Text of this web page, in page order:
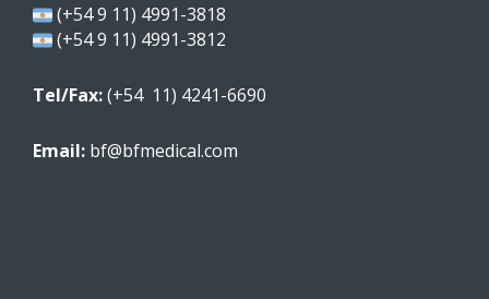
(+54 9 11) 4991-3818
(+54 9 11) 4991-3812
Tel/Fax:(+54 11) 4241-6690
Email: bf@bfmedical.com